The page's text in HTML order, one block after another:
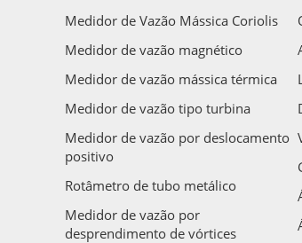
Medidor de Vazão Mássica Coriolis
Medidor de vazão magnético
Medidor de vazão mássica térmica
Medidor de vazão tipo turbina
Medidor de vazão por deslocamento
positivo
Rotâmetro de tubo metálico
Medidor de vazão por
desprendimento de vórtices